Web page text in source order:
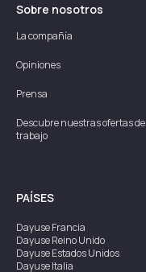
Sobre nosotros
La compañía
Opiniones
Prensa
Descubre nuestras ofertas de
trabajo
PAÍSES
DayuseFrancia
DayuseReino Unido
DayuseEstados Unidos
DayuseItalia